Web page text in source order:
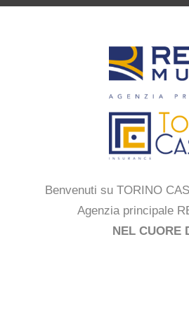
Benvenuti su TORINO
Agenzia principale
NEL CUORE